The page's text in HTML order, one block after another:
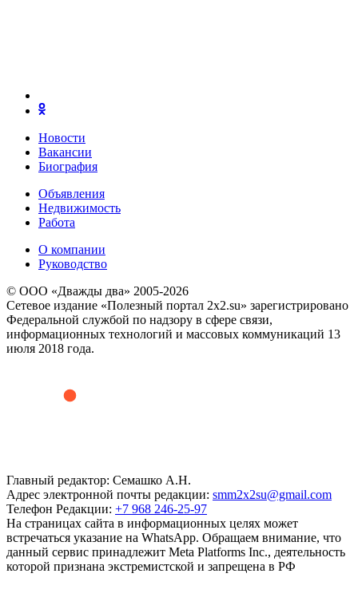
Новости
Вакансии
Биография
Объявления
Недвижимость
Работа
О компании
Руководство
© ООО «Дважды два» 2005-2026
Сетевое издание «Полезный портал 2x2.su» зарегистрировано
Федеральной службой по надзору в сфере связи,
информационных технологий и массовых коммуникаций 13
июля 2018 года.
Главный редактор: Семашко А.Н.
Адрес электронной почты редакции: smm2x2su@gmail.com
Телефон Редакции: +7 968 246-25-97
На страницах сайта в информационных целях может
встречаться указание на WhatsApp. Обращаем внимание, что
данный сервис принадлежит Meta Platforms Inc., деятельность
которой признана экстремистской и запрещена в РФ